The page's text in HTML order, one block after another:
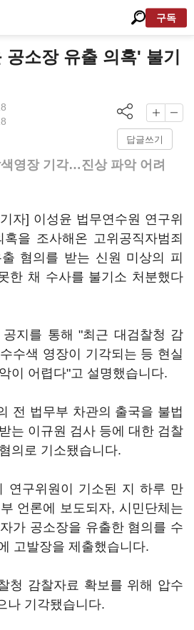
구독
소장 유출 의혹' 불기
답글쓰기
영장 기각…진상 파악 어려
자] 이성윤 법무연수원 연구위
을 조사해온 고위공직자범죄
혐의를 받는 신원 미상의 피
한 채 수사를 불기소 처분했다
지를 통해 "최근 대검찰청 감
수색 영장이 기각되는 등 현실
이 어렵다"고 설명했습니다.
전 법무부 차관의 출국을 불법
는 이규원 검사 등에 대한 검찰
의로 기소됐습니다.
연구위원이 기소된 지 하루 만
언론에 보도되자, 시민단체는
가 공소장을 유출한 혐의를 수
고발장을 제출했습니다.
청 감찰자료 확보를 위해 압수
나 기각됐습니다.